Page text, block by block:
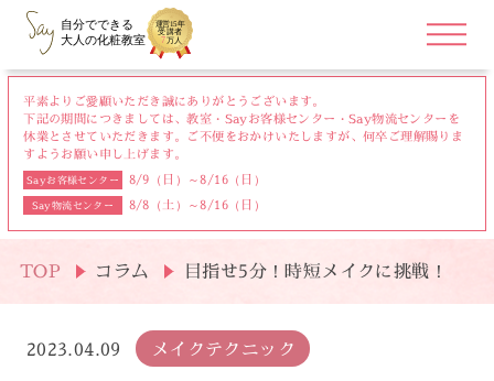
平素よりご愛顧いただき誠にありがとうございます。
下記の期間につきましては、教室・Sayお客様センター・Say物流センターを
休業とさせていただきます。 ご不便をおかけいたしますが、何卒ご理解賜りま
すようお願い申し上げます。
Sayお客様センター 8/9（日）～8/16（日）
Say物流センター 8/8（土）～8/16（日）
TOP コラム 目指せ5分！時短メイクに挑戦！
2023.04.09 メイクテクニック